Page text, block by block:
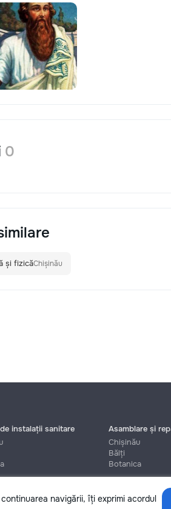
0
și fizicăChișinău
continuarea navigării, îți exprimi acordul
instalații sanitare
Asamblare și
Chișinău
Bălți
Botanica